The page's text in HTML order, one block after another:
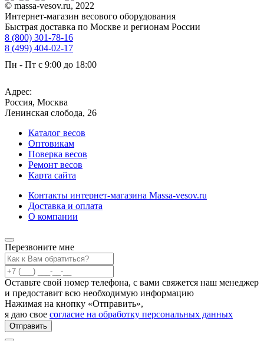
© massa-vesov.ru, 2022
Интернет-магазин весового оборудования
Быстрая доставка по Москве и регионам России
8 (800) 301-78-16
8 (499) 404-02-17
Пн - Пт с 9:00 до 18:00
Адрес:
Россия, Москва
Ленинская слобода, 26
Каталог весов
Оптовикам
Поверка весов
Ремонт весов
Карта сайта
Контакты интернет-магазина Мassa-vesov.ru
Доставка и оплата
О компании
Перезвоните мне
Оставьте свой номер телефона, с вами свяжется наш менеджер
и предоставит всю необходимую информацию
Нажимая на кнопку «Отправить»,
я даю свое согласие на обработку персональных данных
Отправить